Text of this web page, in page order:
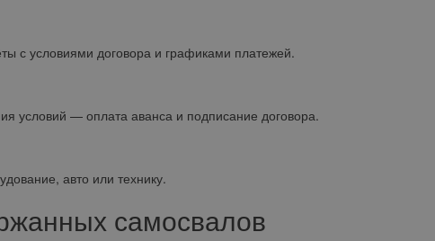
с условиями договора и графиками платежей.
условий — оплата аванса и подписание договора.
авто или технику.
самосвалов